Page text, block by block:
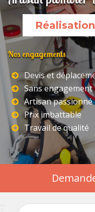
Nos engagements
Devis et
Sans engagement
Artisan passionné
Prix imbattable
Travail de qualité